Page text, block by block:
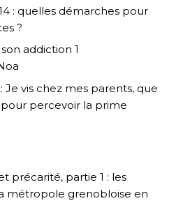
: quelles démarches pour
?
addiction 1
Je vis chez mes parents, que
percevoir la prime
précarité, partie 1 : les
métropole grenobloise en